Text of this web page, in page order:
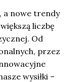
a nowe trendy
liczbę
Od
przez
wysiłki –